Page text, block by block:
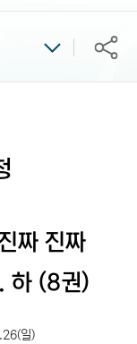
공유
짜 진짜
하 (8권)
일)